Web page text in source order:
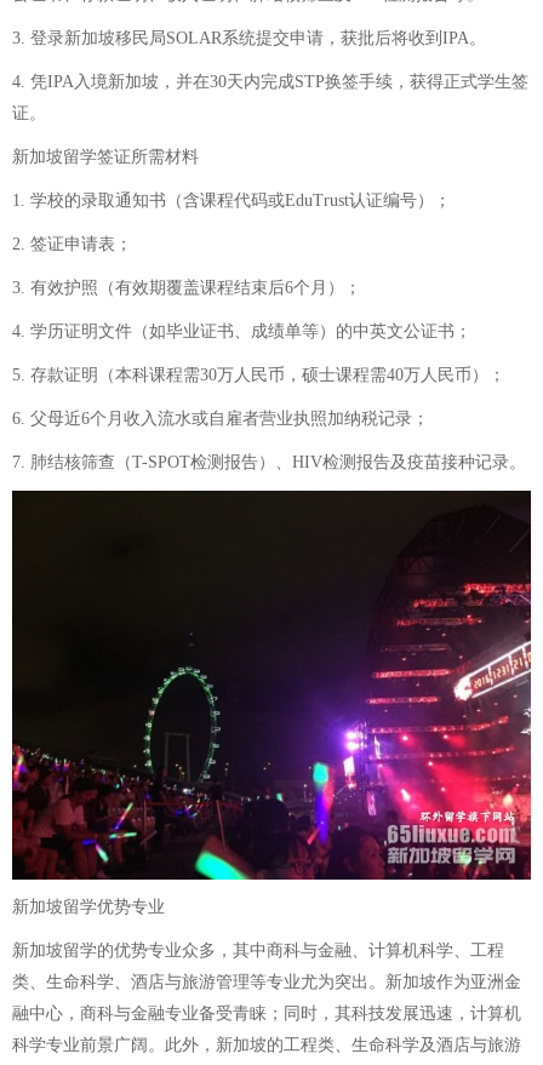
3. 登录新加坡移民局SOLAR系统提交申请，获批后将收到IPA。
4. 凭IPA入境新加坡，并在30天内完成STP换签手续，获得正式学生签
证。
新加坡留学签证所需材料
1. 学校的录取通知书（含课程代码或EduTrust认证编号）；
2. 签证申请表；
3. 有效护照（有效期覆盖课程结束后6个月）；
4. 学历证明文件（如毕业证书、成绩单等）的中英文公证书；
5. 存款证明（本科课程需30万人民币，硕士课程需40万人民币）；
6. 父母近6个月收入流水或自雇者营业执照加纳税记录；
7. 肺结核筛查（T-SPOT检测报告）、HIV检测报告及疫苗接种记录。
新加坡留学优势专业
新加坡留学的优势专业众多，其中商科与金融、计算机科学、工程
类、生命科学、酒店与旅游管理等专业尤为突出。新加坡作为亚洲金
融中心，商科与金融专业备受青睐；同时，其科技发展迅速，计算机
科学专业前景广阔。此外，新加坡的工程类、生命科学及酒店与旅游